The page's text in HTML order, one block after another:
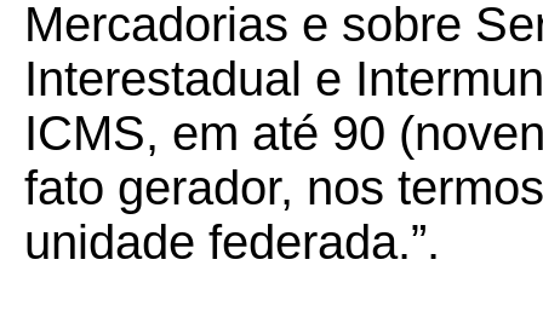
Mercadorias e sobre
Interestadual e
ICMS, em até 90
fato gerador, nos
unidade federada.”.